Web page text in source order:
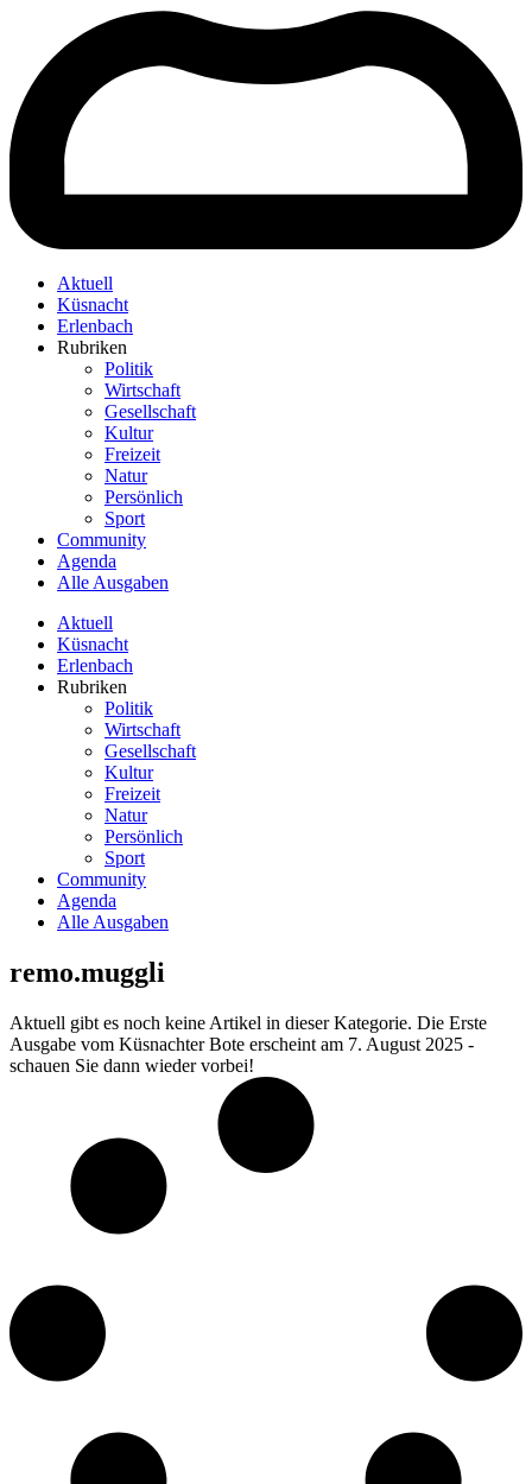
Aktuell
Küsnacht
Erlenbach
Rubriken
Politik
Wirtschaft
Gesellschaft
Kultur
Freizeit
Natur
Persönlich
Sport
Community
Agenda
Alle Ausgaben
Aktuell
Küsnacht
Erlenbach
Rubriken
Politik
Wirtschaft
Gesellschaft
Kultur
Freizeit
Natur
Persönlich
Sport
Community
Agenda
Alle Ausgaben
remo.muggli
Aktuell gibt es noch keine Artikel in dieser Kategorie. Die Erste
Ausgabe vom Küsnachter Bote erscheint am 7. August 2025 -
schauen Sie dann wieder vorbei!